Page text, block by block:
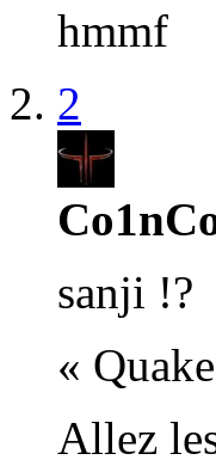
hmmf
2
sanji !?
«
Allez